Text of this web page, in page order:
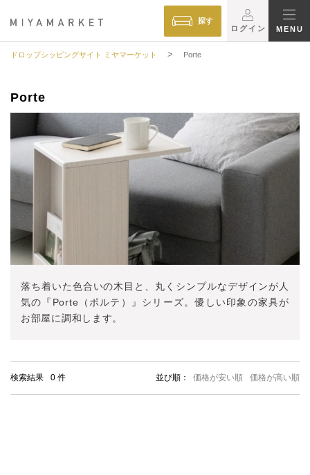
探す
ログイン
MENU
ドロップシッピングサイト ミヤマーケット > Porte
Porte
落ち着いた色合いの木目と、丸くシンプルなデザインが人
気の『Porte（ポルテ）』シリーズ。優しい印象の家具が
お部屋に調和します。
検索結果 0 件 並び順： 価格が安い順 価格が高い順